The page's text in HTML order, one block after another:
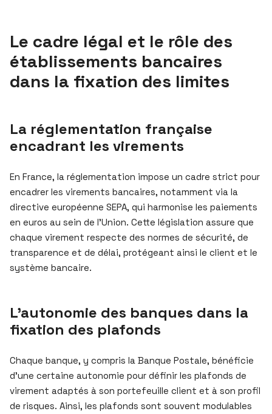
Le cadre légal et le rôle des
établissements bancaires
dans la fixation des limites
La réglementation française
encadrant les virements
En France, la réglementation impose un cadre strict pour
encadrer les virements bancaires, notamment via la
directive européenne SEPA, qui harmonise les paiements
en euros au sein de l’Union. Cette législation assure que
chaque virement respecte des normes de sécurité, de
transparence et de délai, protégeant ainsi le client et le
système bancaire.
L’autonomie des banques dans la
fixation des plafonds
Chaque banque, y compris la Banque Postale, bénéficie
d’une certaine autonomie pour définir les plafonds de
virement adaptés à son portefeuille client et à son profil
de risques. Ainsi, les plafonds sont souvent modulables